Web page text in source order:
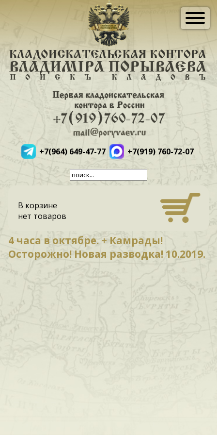
+7(964) 649-47-77 +7(919) 760-72-07
В корзине
нет товаров
4 часа в октябре. + Камрады!
Осторожно! Новая разводка! 10.2019.